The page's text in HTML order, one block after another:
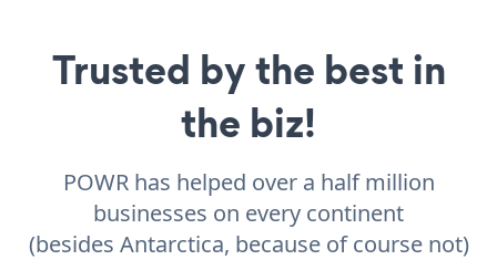
Trusted by the best in
the biz!
POWR has helped over a half million
businesses on every continent
(besides Antarctica, because of course not)